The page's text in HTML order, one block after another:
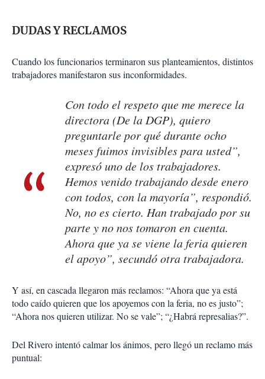
DUDAS Y RECLAMOS
Cuando los funcionarios terminaron sus planteamientos, distintos
trabajadores manifestaron sus inconformidades.
Con todo el respeto que me merece la
directora (De la DGP), quiero
preguntarle por qué durante ocho
meses fuimos invisibles para usted”,
expresó uno de los trabajadores.
Hemos venido trabajando desde enero
con todos, con la mayoría”, respondió.
No, no es cierto. Han trabajado por su
parte y no nos tomaron en cuenta.
Ahora que ya se viene la feria quieren
el apoyo”, secundó otra trabajadora.
Y así, en cascada llegaron más reclamos: “Ahora que ya está
todo caído quieren que los apoyemos con la feria, no es justo”;
“Ahora nos quieren utilizar. No se vale”; “¿Habrá represalias?”.
Del Rivero intentó calmar los ánimos, pero llegó un reclamo más
puntual: